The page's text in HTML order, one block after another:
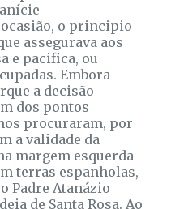
ocasião, o principio
assegurava aos
e pacifica, ou
Embora
a decisão
dos pontos
procuraram, por
a validade da
margem esquerda
terras espanholas,
Padre Atanázio
de Santa Rosa. Ao